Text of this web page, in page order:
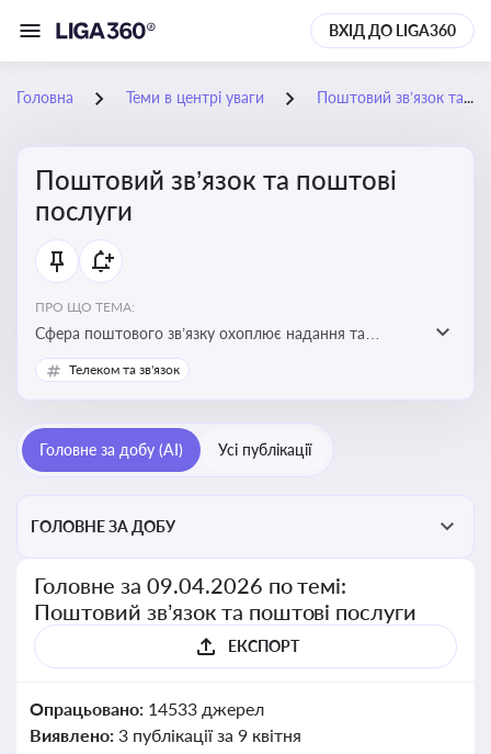
ВХІД ДО LIGA360
Головна Теми в центрі уваги Поштовий зв’язок та поштові послуги
Поштовий зв’язок та поштові
послуги
ПРО ЩО ТЕМА:
Сфера поштового зв’язку охоплює надання та
контроль послуг поштового обслуговування, що
регулюється спеціальним законодавством. Для
ліцензійних умов, участі в державних реєстрах і
забезпечення прав споживачів.
Телеком та зв'язок
Головне за добу (AI) Усі публікації
ГОЛОВНЕ ЗА ДОБУ
Головне за 09.04.2026 по темі:
Поштовий зв’язок та поштові послуги
ЕКСПОРТ
Опрацьовано: 14533 джерел
Виявлено: 3 публікації за 9 квітня